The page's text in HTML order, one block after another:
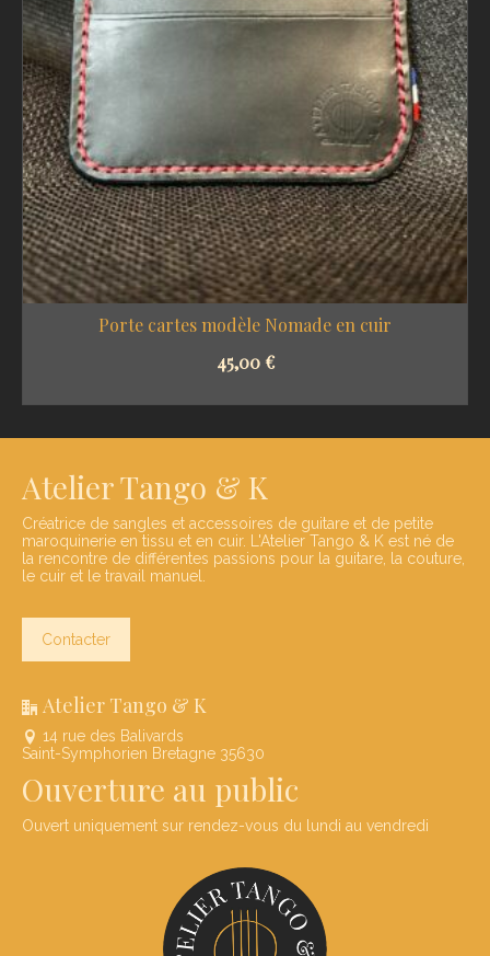
Porte cartes modèle Nomade en cuir
45,00 €
Atelier Tango & K
Créatrice de sangles et accessoires de guitare et de petite
maroquinerie en tissu et en cuir. L'Atelier Tango & K est né de
la rencontre de différentes passions pour la guitare, la couture,
le cuir et le travail manuel.
Contacter
Atelier Tango & K
14 rue des Balivards
Saint-Symphorien Bretagne 35630
Ouverture au public
Ouvert uniquement sur rendez-vous du lundi au vendredi